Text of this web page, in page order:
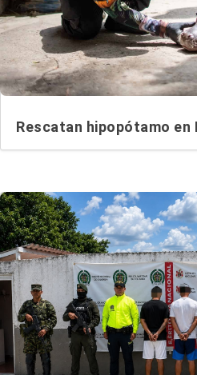
Rescatan hipopótamo en